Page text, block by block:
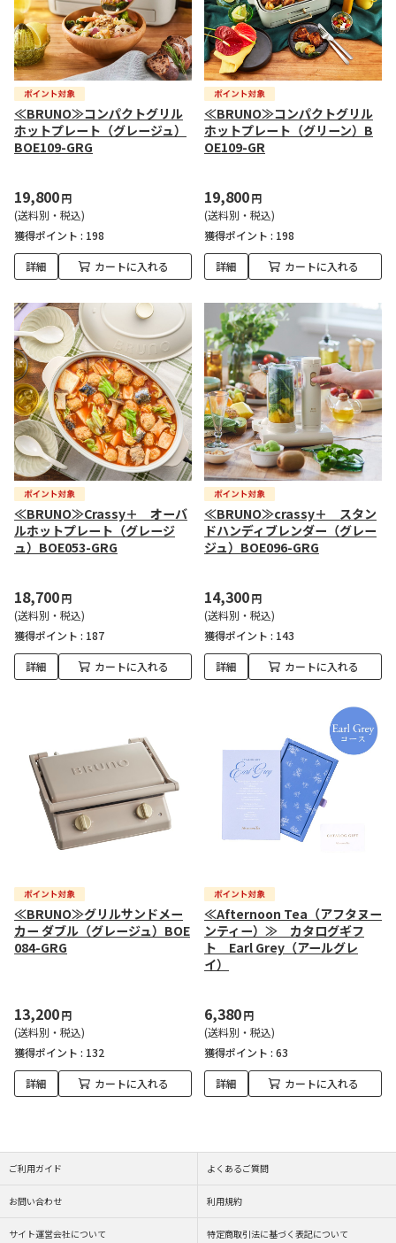
≪BRUNO≫コンパクトグリル
ホットプレート（グレージュ）
BOE109-GRG
19,800円
(送料別・税込)
獲得ポイント : 198
詳細 カートに入れる
≪BRUNO≫コンパクトグリル
ホットプレート（グリーン）B
OE109-GR
19,800円
(送料別・税込)
獲得ポイント : 198
詳細 カートに入れる
≪BRUNO≫Crassy＋ オーバ
ルホットプレート（グレージ
ュ）BOE053-GRG
18,700円
(送料別・税込)
獲得ポイント : 187
詳細 カートに入れる
≪BRUNO≫crassy＋ スタン
ドハンディブレンダー（グレー
ジュ）BOE096-GRG
14,300円
(送料別・税込)
獲得ポイント : 143
詳細 カートに入れる
≪BRUNO≫グリルサンドメー
カー ダブル（グレージュ）BOE
084-GRG
13,200円
(送料別・税込)
獲得ポイント : 132
詳細 カートに入れる
≪Afternoon Tea（アフタヌー
ンティー）≫ カタログギフ
ト Earl Grey（アールグレ
イ）
6,380円
(送料別・税込)
獲得ポイント : 63
詳細 カートに入れる
ご利用ガイド よくあるご質問
お問い合わせ 利用規約
サイト運営会社について 特定商取引法に基づく表記について